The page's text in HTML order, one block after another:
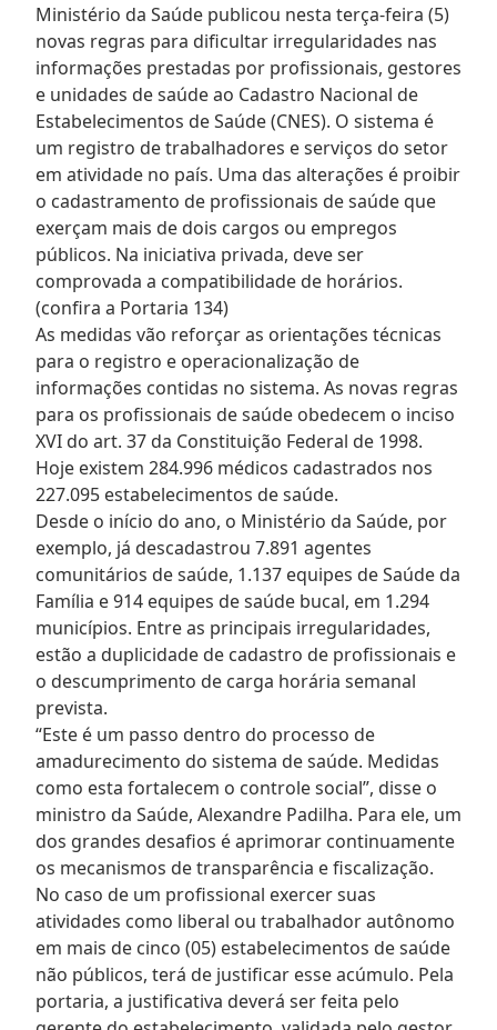
Ministério da Saúde publicou nesta terça-feira (5)
novas regras para dificultar irregularidades nas
informações prestadas por profissionais, gestores
e unidades de saúde ao Cadastro Nacional de
Estabelecimentos de Saúde (CNES). O sistema é
um registro de trabalhadores e serviços do setor
em atividade no país. Uma das alterações é proibir
o cadastramento de profissionais de saúde que
exerçam mais de dois cargos ou empregos
públicos. Na iniciativa privada, deve ser
comprovada a compatibilidade de horários.
(confira a Portaria 134)
As medidas vão reforçar as orientações técnicas
para o registro e operacionalização de
informações contidas no sistema. As novas regras
para os profissionais de saúde obedecem o inciso
XVI do art. 37 da Constituição Federal de 1998.
Hoje existem 284.996 médicos cadastrados nos
227.095 estabelecimentos de saúde.
Desde o início do ano, o Ministério da Saúde, por
exemplo, já descadastrou 7.891 agentes
comunitários de saúde, 1.137 equipes de Saúde da
Família e 914 equipes de saúde bucal, em 1.294
municípios. Entre as principais irregularidades,
estão a duplicidade de cadastro de profissionais e
o descumprimento de carga horária semanal
prevista.
“Este é um passo dentro do processo de
amadurecimento do sistema de saúde. Medidas
como esta fortalecem o controle social”, disse o
ministro da Saúde, Alexandre Padilha. Para ele, um
dos grandes desafios é aprimorar continuamente
os mecanismos de transparência e fiscalização.
No caso de um profissional exercer suas
atividades como liberal ou trabalhador autônomo
em mais de cinco (05) estabelecimentos de saúde
não públicos, terá de justificar esse acúmulo. Pela
portaria, a justificativa deverá ser feita pelo